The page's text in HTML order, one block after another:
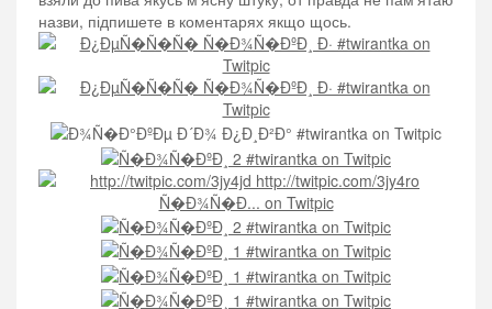
назви, підпишете в коментарях якщо щось.